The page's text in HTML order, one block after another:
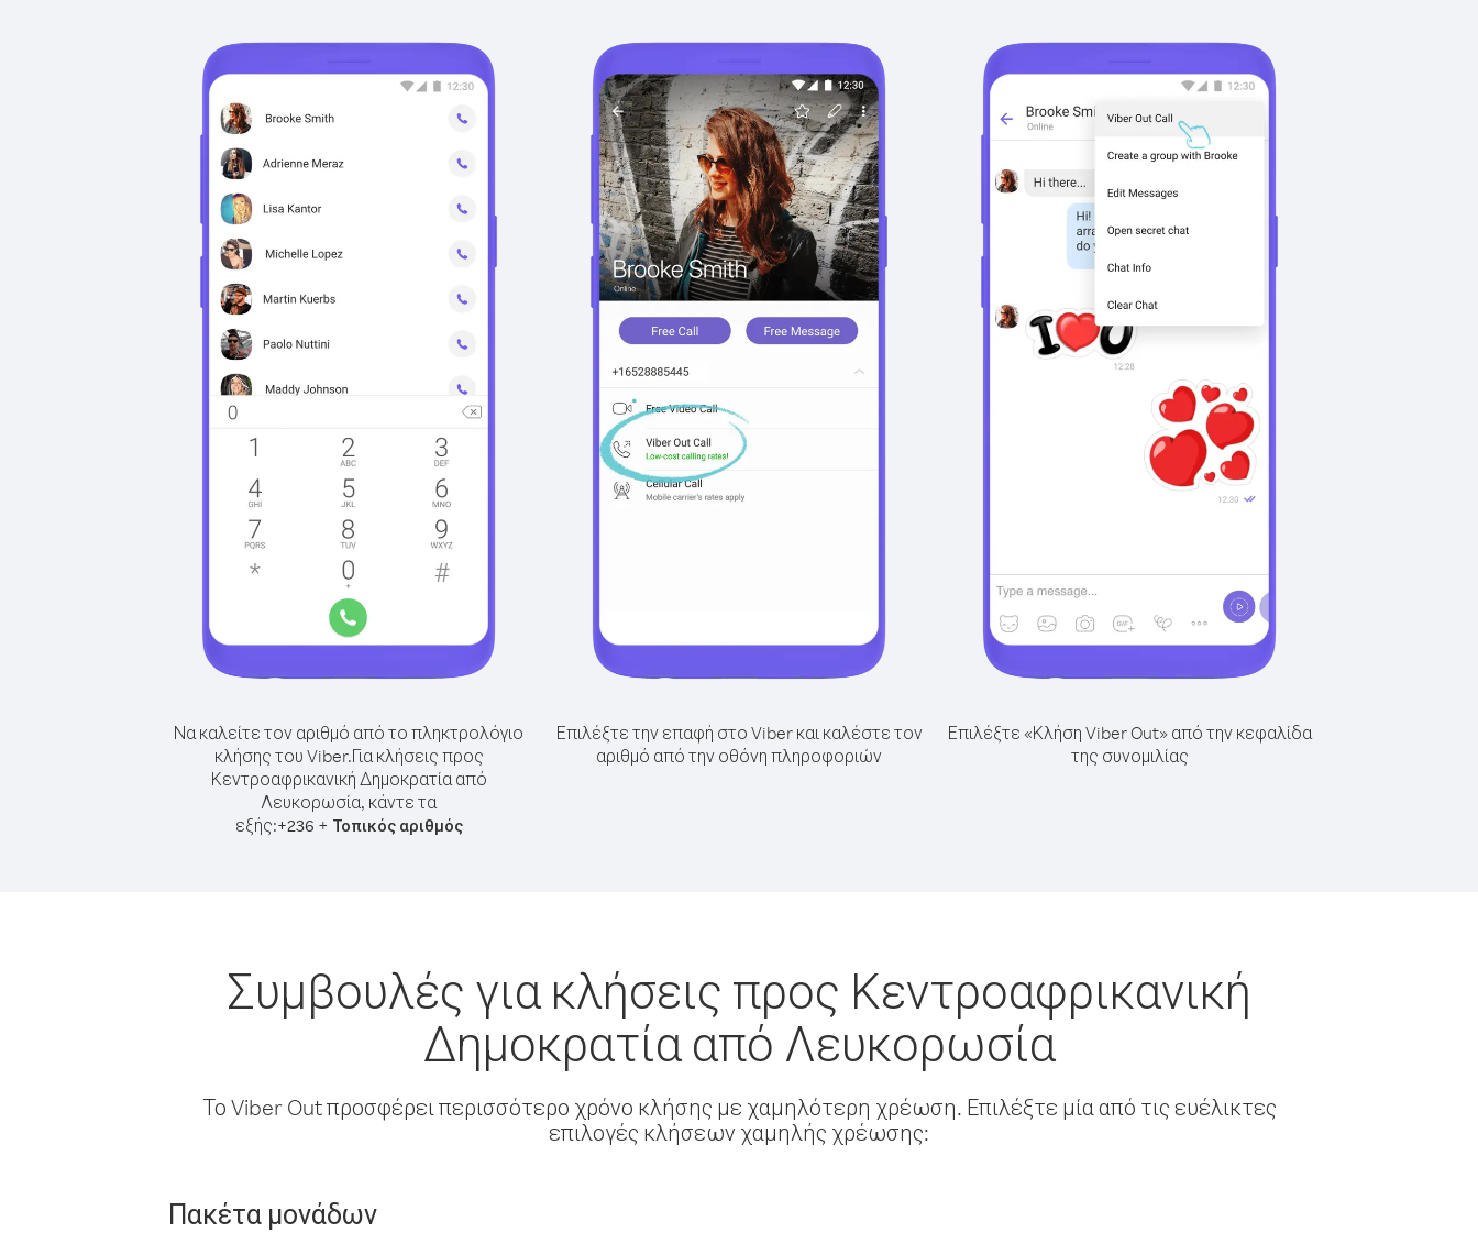
Να καλείτε τον αριθμό από το πληκτρολόγιο
κλήσης του Viber.Για κλήσεις προς
Κεντροαφρικανική Δημοκρατία από
Λευκορωσία, κάντε τα
εξής:+236 + Τοπικός αριθμός
Επιλέξτε την επαφή στο Viber και καλέστε τον
αριθμό από την οθόνη πληροφοριών
Επιλέξτε «Κλήση Viber Out» από την κεφαλίδα
της συνομιλίας
Συμβουλές για κλήσεις προς Κεντροαφρικανική
Δημοκρατία από Λευκορωσία
Το Viber Out προσφέρει περισσότερο χρόνο κλήσης με χαμηλότερη χρέωση. Επιλέξτε μία από τις ευέλικτες
επιλογές κλήσεων χαμηλής χρέωσης:
Πακέτα μονάδων